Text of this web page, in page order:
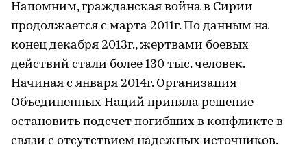
Напомним, гражданская война в Сирии
продолжается с марта 2011г. По данным на
конец декабря 2013г., жертвами боевых
действий стали более 130 тыс. человек.
Начиная с января 2014г. Организация
Объединенных Наций приняла решение
остановить подсчет погибших в конфликте в
связи с отсутствием надежных источников.